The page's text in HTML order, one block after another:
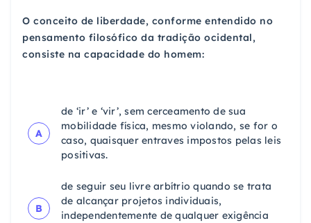
O conceito de liberdade, conforme entendido no
pensamento filosófico da tradição ocidental,
consiste na capacidade do homem:
A
de ‘ir’ e ‘vir’, sem cerceamento de sua
mobilidade física, mesmo violando, se for o
caso, quaisquer entraves impostos pelas leis
positivas.
B
de seguir seu livre arbítrio quando se trata
de alcançar projetos individuais,
independentemente de qualquer exigência